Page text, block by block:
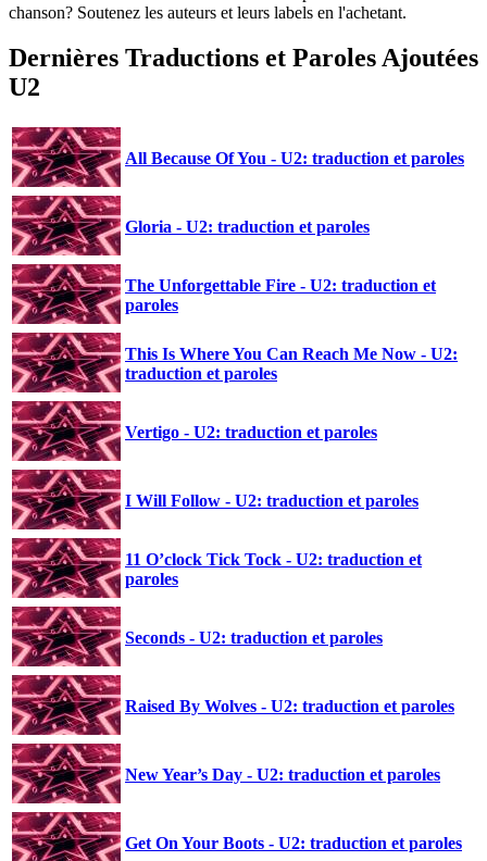
chanson? Soutenez les auteurs et leurs labels en l'achetant.
Dernières Traductions et Paroles Ajoutées
U2
All Because Of You - U2: traduction et paroles
Gloria - U2: traduction et paroles
The Unforgettable Fire - U2: traduction et
paroles
This Is Where You Can Reach Me Now - U2:
traduction et paroles
Vertigo - U2: traduction et paroles
I Will Follow - U2: traduction et paroles
11 O’clock Tick Tock - U2: traduction et
paroles
Seconds - U2: traduction et paroles
Raised By Wolves - U2: traduction et paroles
New Year’s Day - U2: traduction et paroles
Get On Your Boots - U2: traduction et paroles